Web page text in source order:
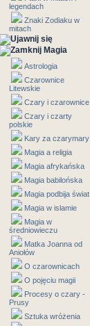
legendach
Znaki Zodiaku w
mitach
Magia
Astrologia
Czarownice
Litewskie
Czary i czarownice
Czary i czarty
polskie
Kary za czarymary
Magia a religia
Magia afrykańska
Magia babilońska
Magia podbija świat
Magia w islamie
Magia w
średniowieczu
Matka Joanna od
Aniołów
O czarownicach
O pojęciu magii
Procesy o czary -
Prusy
Sztuka wróżenia